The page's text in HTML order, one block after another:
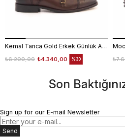
Kemal Tanca Gold Erkek Günlük Ayakkabı 6612-152
₺4.340,00
₺6.200,00 %30
Son
Sign up for our E-mail Newsletter
Send